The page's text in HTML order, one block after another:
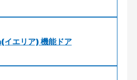
エリア) 機能ドア